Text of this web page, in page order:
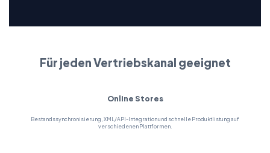
Für jeden Vertriebskanal geeignet
Online Stores
Bestandssynchronisierung, XML/API-Integration und schnelle Produktlistung auf
verschiedenen Plattformen.